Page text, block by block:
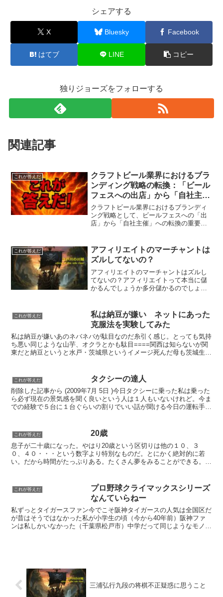
シェアする
X Bluesky Facebook
はてブ LINE コピー
独りジョーズをフォローする
関連記事
これが答えだ
クラフトビール業界におけるブラ
ンディング戦略の転換：「ビール
フェスへの出店」から「自社主催
フェス」へのシフトの提言
クラフトビール業界におけるブランディ
ング戦略として、ビールフェスへの「出
店」から「自社主催」への転換の重要性
市の地ビールを参考に提案します。クラ
フトビール業界におけるブ...
これが答えだ
アフィリエイトのマーチャントは
ズルしてないの？
アフィリエイトのマーチャントはズルし
てないの？アフィリエイトって本当に儲
かるんでしょうか多分儲かるのでしょ
利用してますマーチャントとしてもです
がアフィリエイターとしても...
これが答えだ
私は納豆が嫌い ネットにあった
克服法を実験してみた
私は納豆が嫌いあのネバネバが駄目なのだ糸引く感じ。とっても気持
ち悪い同じような山芋、オクラとかも駄目====関西は知らないが関
東だと納豆というと水戸・茨城県というイメージ死んだ母も茨城生ま
これが答えだ タクシーの達人
削除した記事から (2009年7月 5日 )今日タクシーに乗った私は乗った
ら必ず現在の景気感を聞く良いという人は１人もいないけれど。今ま
での経験で５台に１台ぐらいの割りでいい話が聞ける今日の運転手さ
これが答えだ 20歳
息子が二十歳になった。やはり20歳という区切りは他の１０、３
０、４０・・・という数字より特別なものだ。とにかく絶対的に若
い。だから時間がたっぷりある。たくさん夢をみることができる。今
これが答えだ
プロ野球クライマックスシリーズ
なんていらねー
私ずっとタイガースファン今でこそ阪神タイガースの人気は全国区だ
が昔はそうではなかった私が小学生の頃（今から40年前）阪神ファ
ンは私しかいなかった（千葉県松戸市）中学だって同じようなモノだ
三浦弘行九段の将棋不正疑惑に思うこと